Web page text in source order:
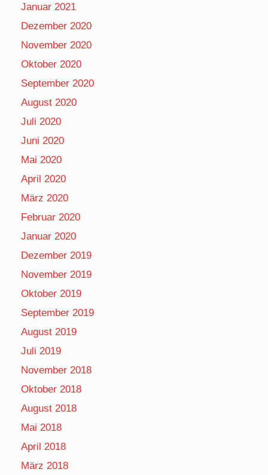
Januar 2021
Dezember 2020
November 2020
Oktober 2020
September 2020
August 2020
Juli 2020
Juni 2020
Mai 2020
April 2020
März 2020
Februar 2020
Januar 2020
Dezember 2019
November 2019
Oktober 2019
September 2019
August 2019
Juli 2019
November 2018
Oktober 2018
August 2018
Mai 2018
April 2018
März 2018